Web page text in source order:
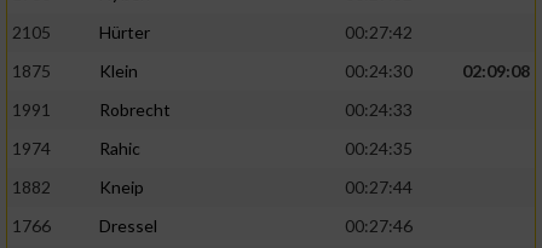
2105
Hürter
00:27:42
1875
Klein 00:24:30
02:09:08
1991
Robrecht
00:24:33
1974
Rahic
00:24:35
1882
Kneip
00:27:44
1766
Dressel
00:27:46